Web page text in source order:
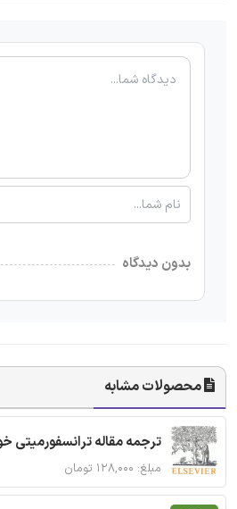
بدون دیدگاه
محصولات مشابه
ترجمه مقاله
مبلغ: ۱۲۸,۰۰۰ تومان